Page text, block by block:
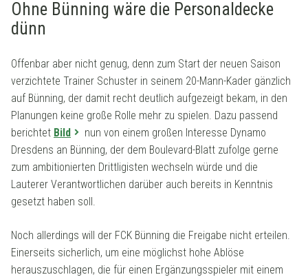
Ohne Bünning wäre die Personaldecke
dünn
Offenbar aber nicht genug, denn zum Start der neuen Saison
verzichtete Trainer Schuster in seinem 20-Mann-Kader gänzlich
auf Bünning, der damit recht deutlich aufgezeigt bekam, in den
Planungen keine große Rolle mehr zu spielen. Dazu passend
berichtet Bild
nun von einem großen Interesse Dynamo
Dresdens an Bünning, der dem Boulevard-Blatt zufolge gerne
zum ambitionierten Drittligisten wechseln würde und die
Lauterer Verantwortlichen darüber auch bereits in Kenntnis
gesetzt haben soll.
Noch allerdings will der FCK Bünning die Freigabe nicht erteilen.
Einerseits sicherlich, um eine möglichst hohe Ablöse
herauszuschlagen, die für einen Ergänzungsspieler mit einem